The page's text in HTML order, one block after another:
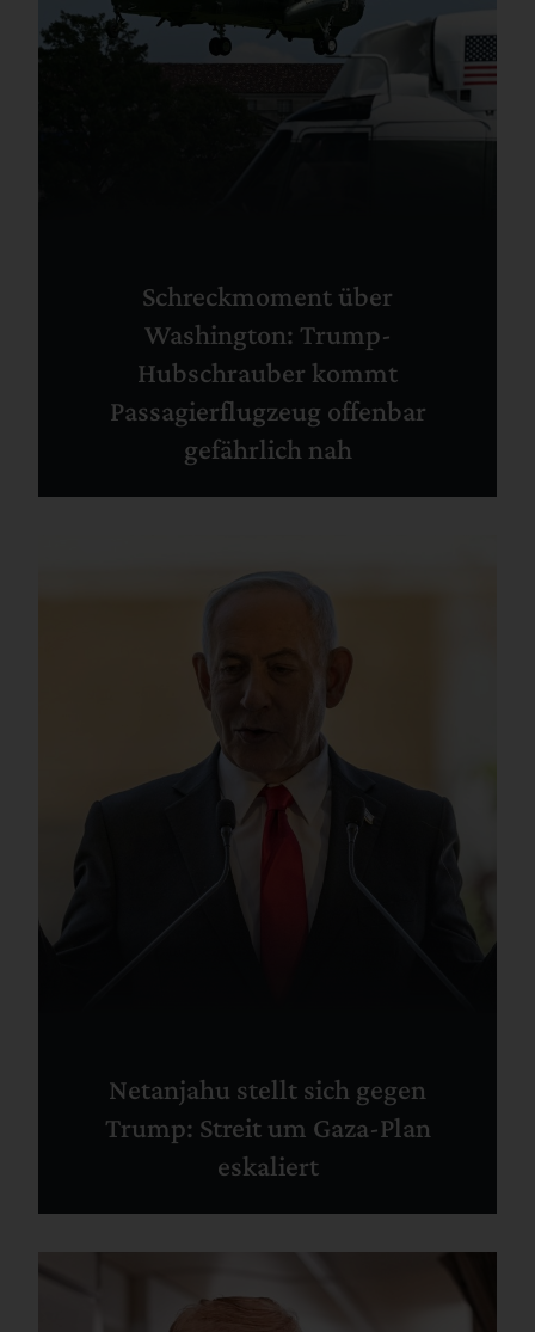
Schreckmoment über
Washington: Trump-
Hubschrauber kommt
Passagierflugzeug offenbar
gefährlich nah
Netanjahu stellt sich gegen
Trump: Streit um Gaza-Plan
eskaliert